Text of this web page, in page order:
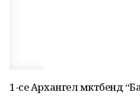
1-се Архангел мәктәбендә